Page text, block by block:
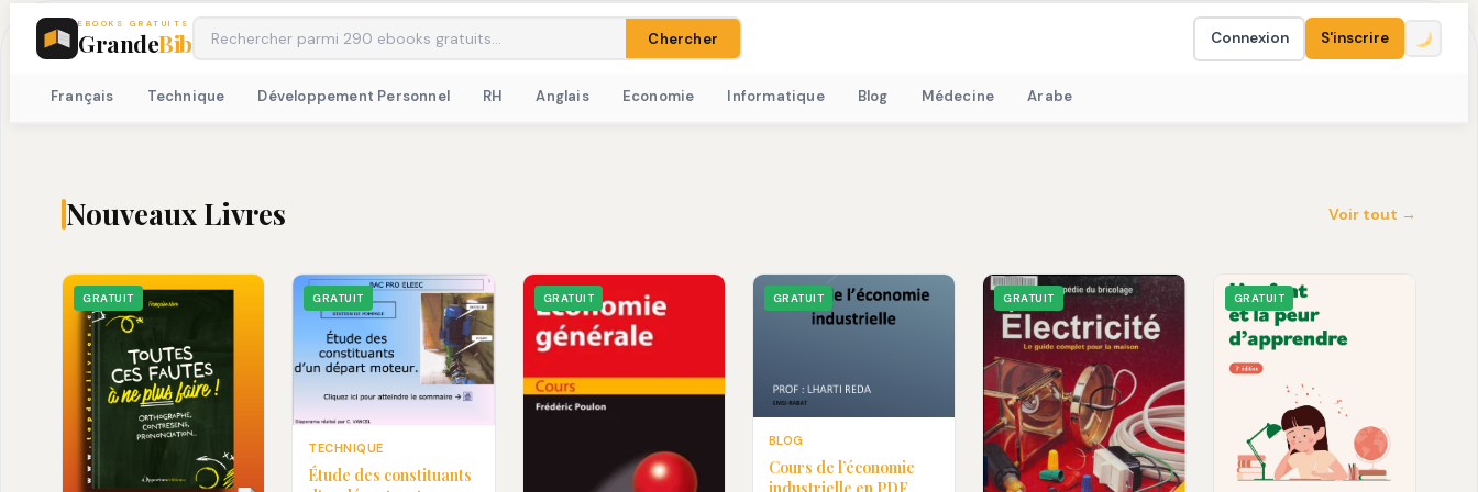
EBOOKS GRATUITS
GrandeBib Chercher Connexion S'inscrire
Français Technique Développement Personnel RH Anglais Economie Informatique Blog Médecine Arabe
Nouveaux Livres Voir tout →
GRATUIT GRATUIT
TECHNIQUE
Étude des constituants
GRATUIT GRATUIT
BLOG
Cours de l’économie
GRATUIT GRATUIT